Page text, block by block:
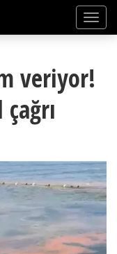
veriyor!